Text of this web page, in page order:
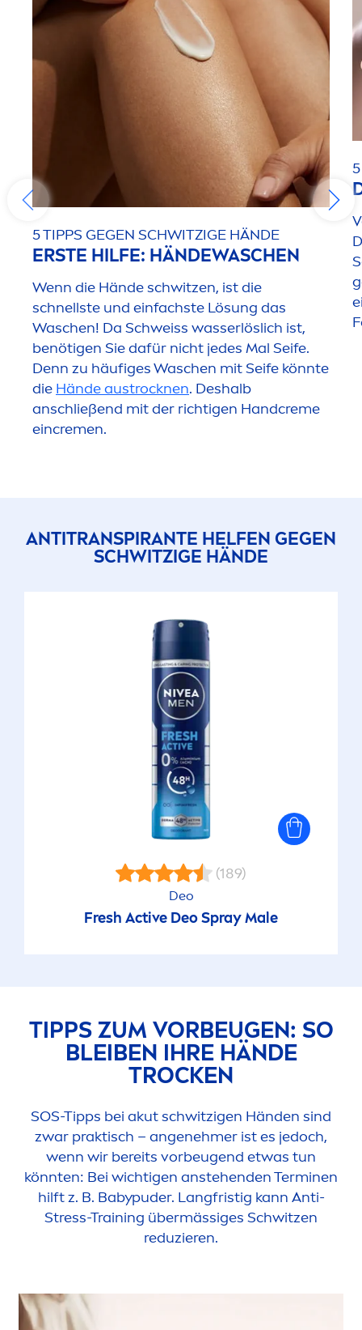
5 TIPPS GEGEN SCHWITZIGE HÄNDE
ERSTE HILFE: HÄNDEWASCHEN
Wenn die Hände schwitzen, ist die
schnellste und einfachste Lösung das
Waschen! Da Schweiss wasserlöslich ist,
benötigen Sie dafür nicht jedes Mal Seife.
Denn zu häufiges Waschen mit Seife könnte
die Hände austrocknen. Deshalb
anschließend mit der richtigen Handcreme
eincremen.
ANTITRANSPIRANTE HELFEN GEGEN
SCHWITZIGE HÄNDE
(189)
Deo
Fresh Active Deo Spray Male
TIPPS ZUM VORBEUGEN: SO
BLEIBEN IHRE HÄNDE
TROCKEN
SOS-Tipps bei akut schwitzigen Händen sind
zwar praktisch – angenehmer ist es jedoch,
wenn wir bereits vorbeugend etwas tun
könnten: Bei wichtigen anstehenden Terminen
hilft z. B. Babypuder. Langfristig kann Anti-
Stress-Training übermässiges Schwitzen
reduzieren.